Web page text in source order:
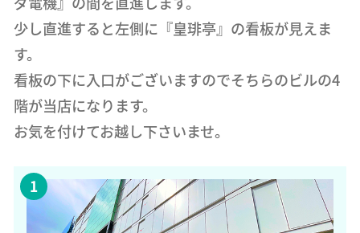
少し直進すると左側に『皇琲亭』の看板が見えま
す。
看板の下に入口がございますのでそちらのビルの4
階が当店になります。
お気を付けてお越し下さいませ。